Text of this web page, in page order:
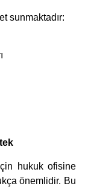
sunmaktadır:
hukuk ofisine
önemlidir. Bu